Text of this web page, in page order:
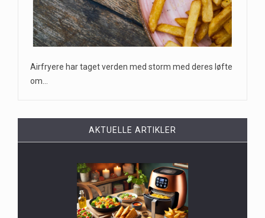
Airfryere har taget verden med storm med deres løfte
om…
AKTUELLE ARTIKLER